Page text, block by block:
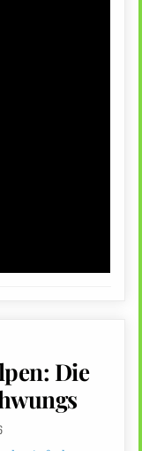
Die